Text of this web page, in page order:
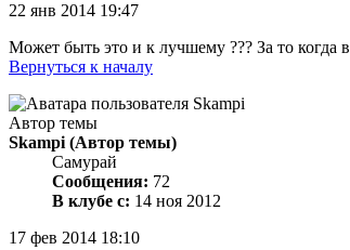
22 янв 2014 19:47
Может быть это и к лучшему ??? За то когда
Вернуться к началу
Автор темы
Skampi (Автор темы)
Самурай
Сообщения: 72
В клубе с: 14 ноя 2012
17 фев 2014 18:10